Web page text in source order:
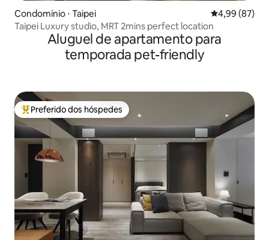
Condomínio ⋅ Taipei 4,99 de uma
4,99 (87)
Taipei Luxury studio, MRT 2mins perfect location
Aluguel de apartamento para
temporada pet-friendly
Entre os melhores preferidos dos hóspedes
Preferido dos hóspedes